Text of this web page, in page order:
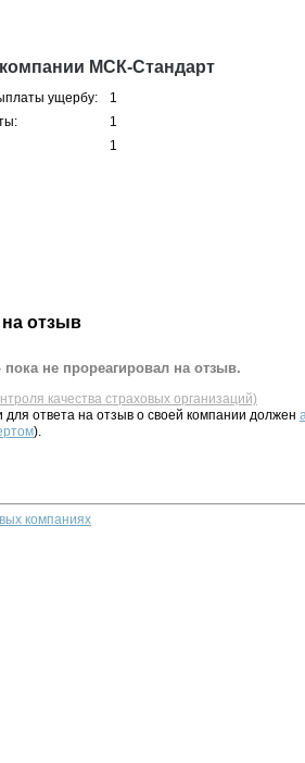
МСК-Стандарт
ущербу:
1
1
1
отзыв
не прореагировал на отзыв.
качества страховых организаций)
ответа на отзыв о своей компании должен
).
компаниях